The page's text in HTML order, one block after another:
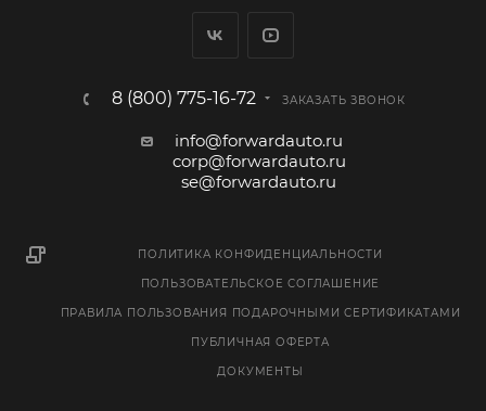
8 (800) 775-16-72 ЗАКАЗАТЬ ЗВОНОК
info@forwardauto.ru
corp@forwardauto.ru
se@forwardauto.ru
ПОЛИТИКА КОНФИДЕНЦИАЛЬНОСТИ
ПОЛЬЗОВАТЕЛЬСКОЕ СОГЛАШЕНИЕ
ПРАВИЛА ПОЛЬЗОВАНИЯ ПОДАРОЧНЫМИ СЕРТИФИКАТАМИ
ПУБЛИЧНАЯ ОФЕРТА
ДОКУМЕНТЫ